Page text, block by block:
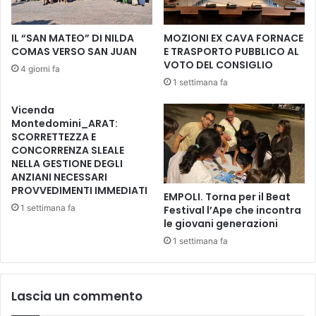
a
i
o
2
0
,
p
r
o
s
s
i
i
p
N
a
T
t
r
o
d
e
l
P
l
d
IL “SAN MATEO” DI NILDA
COMAS VERSO SAN JUAN
4 giorni fa
MOZIONI EX CAVA FORNACE
E TRASPORTO PUBBLICO AL
VOTO DEL CONSIGLIO
1 settimana fa
Vicenda
Montedomini_ARAT:
SCORRETTEZZA E
CONCORRENZA SLEALE
NELLA GESTIONE DEGLI
ANZIANI NECESSARI
PROVVEDIMENTI IMMEDIATI
1 settimana fa
EMPOLI. Torna per il Beat
Festival l’Ape che incontra
le giovani generazioni
1 settimana fa
Lascia un commento